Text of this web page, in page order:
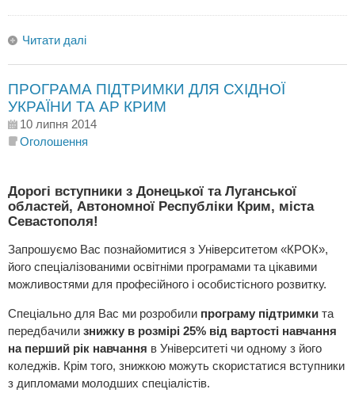
Читати далі
ПРОГРАМА ПІДТРИМКИ ДЛЯ СХІДНОЇ
УКРАЇНИ ТА АР КРИМ
10 липня 2014
Оголошення
Дорогі вступники з Донецької та Луганської
областей, Автономної Республіки Крим, міста
Севастополя!
Запрошуємо Вас познайомитися з Університетом «КРОК»,
його спеціалізованими освітніми програмами та цікавими
можливостями для професійного і особистісного розвитку.
Спеціально для Вас ми розробили програму підтримки та
передбачили знижку в розмірі 25% від вартості навчання
на перший рік навчання в Університеті чи одному з його
коледжів. Крім того, знижкою можуть скористатися вступники
з дипломами молодших спеціалістів.